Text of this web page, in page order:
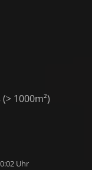
1000m²)
Uhr